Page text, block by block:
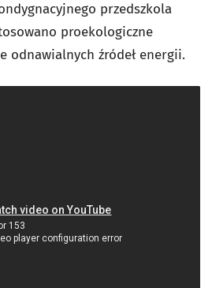
przedszkola
proekologiczne
odnawialnych źródeł energii.